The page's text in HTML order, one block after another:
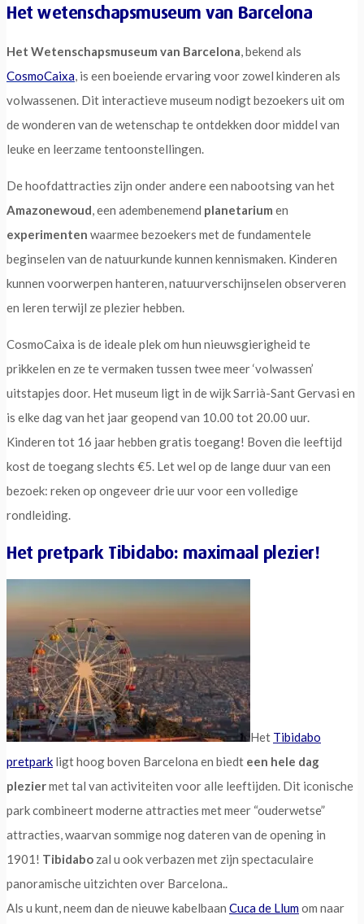
Het wetenschapsmuseum van Barcelona
Het Wetenschapsmuseum van Barcelona, bekend als
CosmoCaixa, is een boeiende ervaring voor zowel kinderen als
volwassenen. Dit interactieve museum nodigt bezoekers uit om
de wonderen van de wetenschap te ontdekken door middel van
leuke en leerzame tentoonstellingen.
De hoofdattracties zijn onder andere een nabootsing van het
Amazonewoud, een adembenemend planetarium en
experimenten waarmee bezoekers met de fundamentele
beginselen van de natuurkunde kunnen kennismaken. Kinderen
kunnen voorwerpen hanteren, natuurverschijnselen observeren
en leren terwijl ze plezier hebben.
CosmoCaixa is de ideale plek om hun nieuwsgierigheid te
prikkelen en ze te vermaken tussen twee meer ‘volwassen’
uitstapjes door. Het museum ligt in de wijk Sarrià-Sant Gervasi en
is elke dag van het jaar geopend van 10.00 tot 20.00 uur.
Kinderen tot 16 jaar hebben gratis toegang! Boven die leeftijd
kost de toegang slechts €5. Let wel op de lange duur van een
bezoek: reken op ongeveer drie uur voor een volledige
rondleiding.
Het pretpark Tibidabo: maximaal plezier!
Het Tibidabo
pretpark ligt hoog boven Barcelona en biedt een hele dag
pleziermet tal van activiteiten voor alle leeftijden. Dit iconische
park combineert moderne attracties met meer “ouderwetse”
attracties, waarvan sommige nog dateren van de opening in
1901! Tibidabo zal u ook verbazen met zijn spectaculaire
panoramische uitzichten over Barcelona..
Als u kunt, neem dan de nieuwe kabelbaan Cuca de Llumom naar